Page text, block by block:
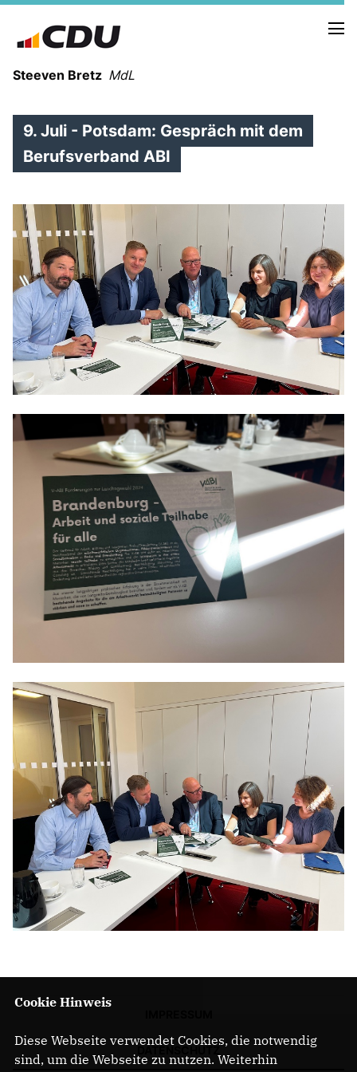
Steeven Bretz MdL
WAHLKREISBESUCHE
PRESSEFOTOS
MEIN BÜRGERBÜRO
MEIN WAHLKREIS
ZIELE
Redebeiträge
Anträge CDU
Kleine Anfragen
CDU Deutschland
CDU Fraktion im Brandenburger Landtag
CDU Brandenburg
CDU Potsdam
9. Juli - Potsdam: Gespräch mit dem
Berufsverband ABI
Cookie Hinweis
Diese Webseite verwendet Cookies, die notwendig
sind, um die Webseite zu nutzen. Weiterhin